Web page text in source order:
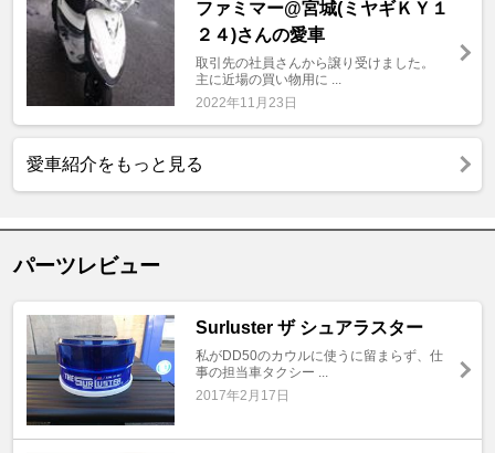
ファミマー@宮城(ミヤギＫＹ１
２４)さんの愛車
取引先の社員さんから譲り受けました。
主に近場の買い物用に ...
2022年11月23日
愛車紹介をもっと見る
パーツレビュー
Surluster ザ シュアラスター
私がDD50のカウルに使うに留まらず、仕
事の担当車タクシー ...
2017年2月17日